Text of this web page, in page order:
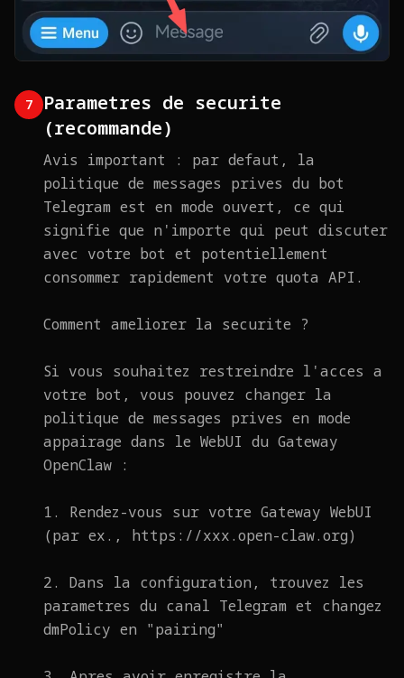
7
Parametres de securite
(recommande)
Avis important : par defaut, la
politique de messages prives du bot
Telegram est en mode ouvert, ce qui
signifie que n'importe qui peut discuter
avec votre bot et potentiellement
consommer rapidement votre quota API.
Comment ameliorer la securite ?
Si vous souhaitez restreindre l'acces a
votre bot, vous pouvez changer la
politique de messages prives en mode
appairage dans le WebUI du Gateway
OpenClaw :
1. Rendez-vous sur votre Gateway WebUI
(par ex., https://xxx.open-claw.org)
2. Dans la configuration, trouvez les
parametres du canal Telegram et changez
dmPolicy en "pairing"